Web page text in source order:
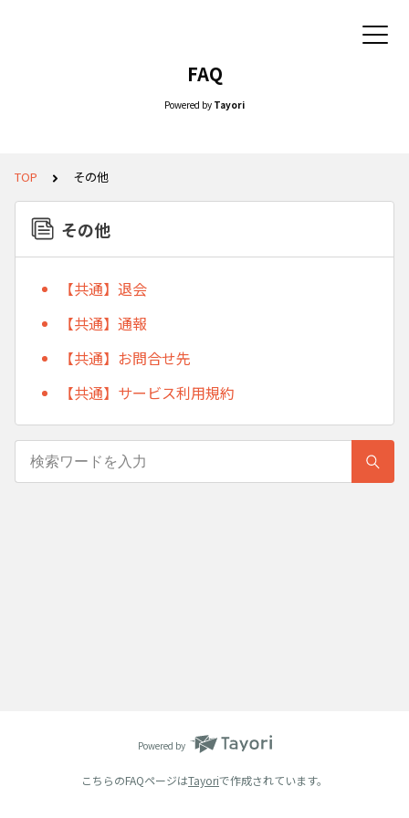
FAQ
Powered by Tayori
TOP その他
その他
【共通】退会
【共通】通報
【共通】お問合せ先
【共通】サービス利用規約
Powered by
こちらのFAQページはTayoriで作成されています。